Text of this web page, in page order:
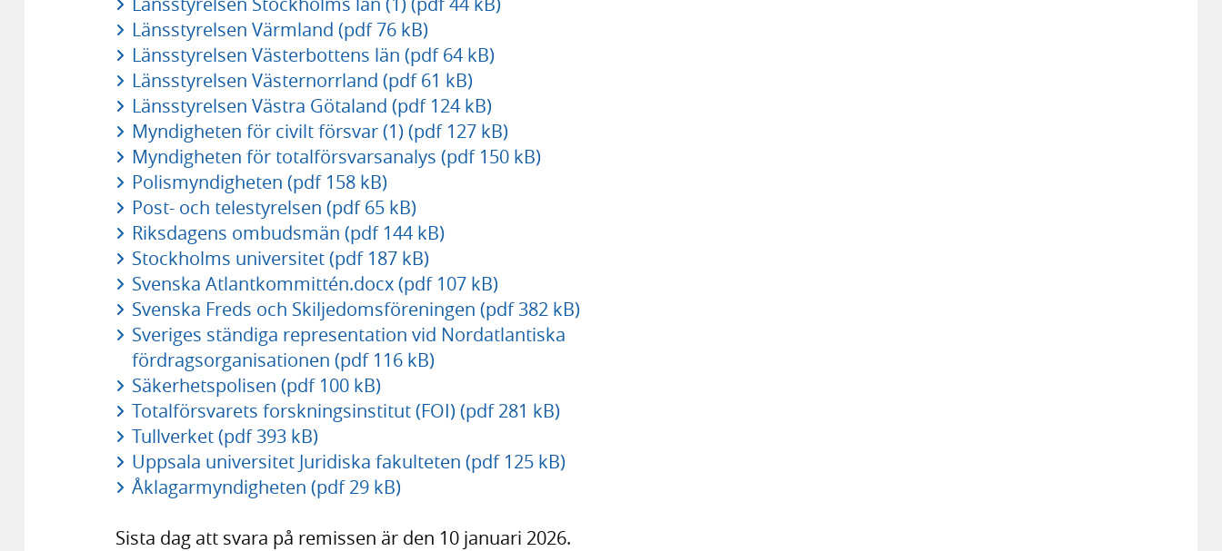
Länsstyrelsen Värmland (pdf 76 kB)
Länsstyrelsen Västerbottens län (pdf 64 kB)
Länsstyrelsen Västernorrland (pdf 61 kB)
Länsstyrelsen Västra Götaland (pdf 124 kB)
Myndigheten för civilt försvar (1) (pdf 127 kB)
Myndigheten för totalförsvarsanalys (pdf 150 kB)
Polismyndigheten (pdf 158 kB)
Post- och telestyrelsen (pdf 65 kB)
Riksdagens ombudsmän (pdf 144 kB)
Stockholms universitet (pdf 187 kB)
Svenska Atlantkommittén.docx (pdf 107 kB)
Svenska Freds och Skiljedomsföreningen (pdf 382 kB)
Sveriges ständiga representation vid Nordatlantiska
fördragsorganisationen (pdf 116 kB)
Säkerhetspolisen (pdf 100 kB)
Totalförsvarets forskningsinstitut (FOI) (pdf 281 kB)
Tullverket (pdf 393 kB)
Uppsala universitet Juridiska fakulteten (pdf 125 kB)
Åklagarmyndigheten (pdf 29 kB)
Sista dag att svara på remissen är den 10 januari 2026.